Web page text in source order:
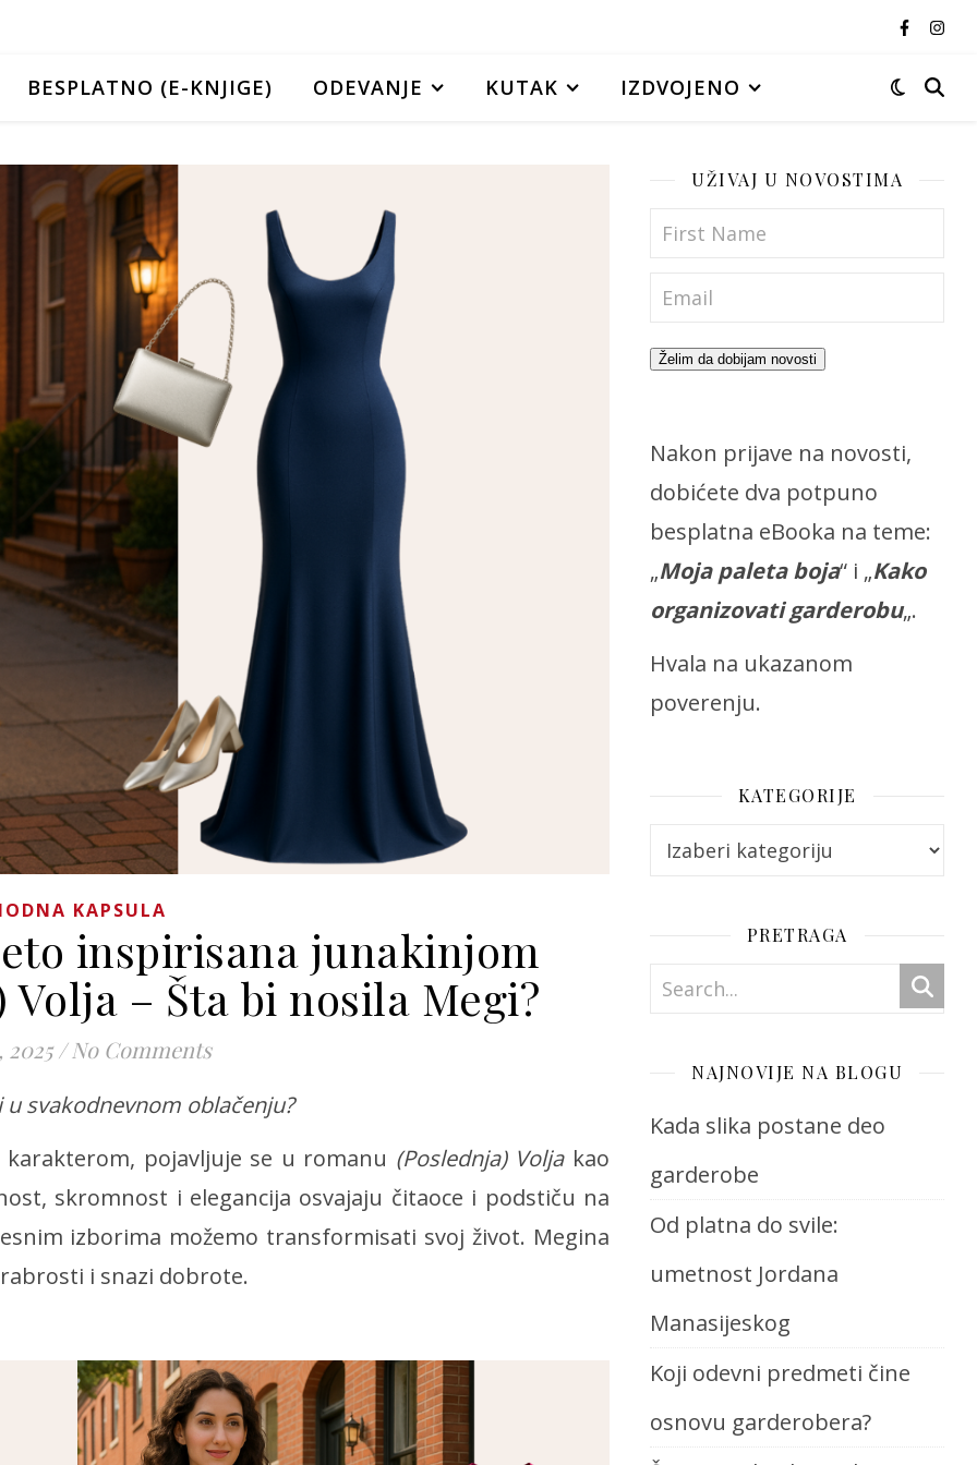
BESPLATNO (E-KNJIGE) ODEVANJE KUTAK IZDVOJENO
KAPSULA
inspirisana junakinjom
– Šta bi nosila Megi?
/ No Comments
svakodnevnom oblačenju?
pojavljuje se u romanu (Poslednja) Voljakao
skromnost i elegancija osvajaju čitaoce i podstiču na
izborima možemo transformisati svoj život. Megina
i snazi dobrote.
UŽIVAJ U NOVOSTIMA
Želim da dobijam novosti
Nakon prijave na novosti,
dobićete dva potpuno
besplatna eBooka na teme:
„Moja paleta boja“ i „Kako
organizovati garderobu„.
Hvala na ukazanom
poverenju.
KATEGORIJE
Kategorije
PRETRAGA
NAJNOVIJE NA BLOGU
Kada slika postane deo
garderobe
Od platna do svile:
umetnost Jordana
Manasijeskog
Koji odevni predmeti čine
osnovu garderobera?